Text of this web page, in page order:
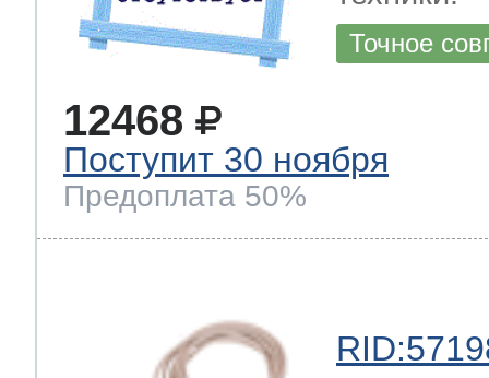
Точное
12468
Поступит 30 ноября
Предоплата 50%